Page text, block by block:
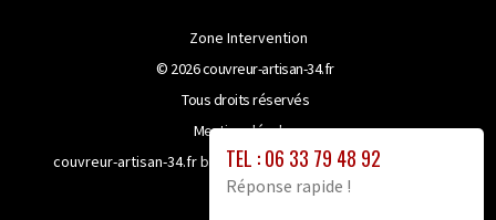
TEL : 06 33 79 48 92
Réponse rapide !
Zone Intervention
© 2026couvreur-artisan-34.fr
Tous droits réservés
Mentions légales
couvreur-artisan-34.fr bénéficie de la technologie
site proxy